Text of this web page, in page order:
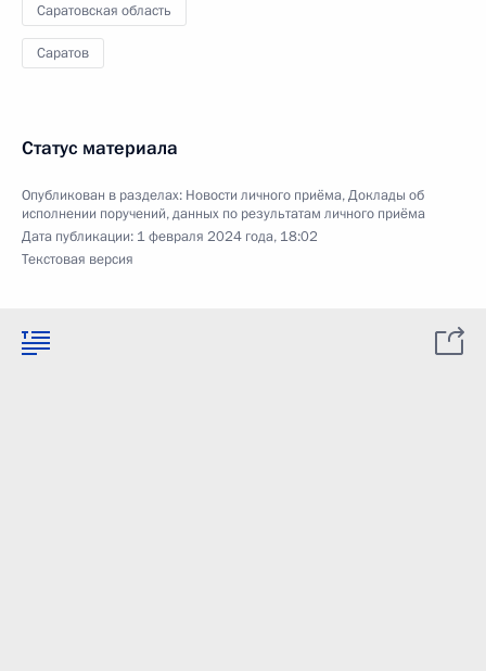
Саратовская область
Саратов
Статус материала
Опубликован в разделах: Новости личного приёма,Доклады об
исполнении поручений, данных по результатам личного приёма
Дата публикации: 1 февраля 2024 года, 18:02
Текстовая версия